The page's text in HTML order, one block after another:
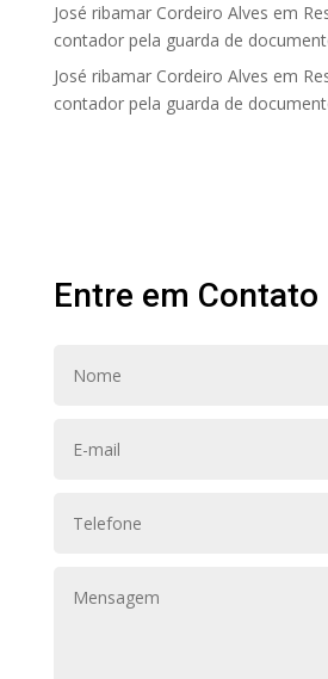
José ribamar Cordeiro Alves em
contador pela guarda de
José ribamar Cordeiro Alves em
contador pela guarda de
Entre em Contato